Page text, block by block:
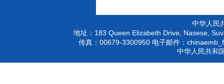
中华人民
地址： 183 Queen Elizabeth Drive, Nasese,
传真： 00679-3300950电子邮件：
中华人民共和